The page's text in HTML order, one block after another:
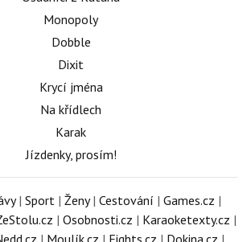
Monopoly
Dobble
Dixit
Krycí jména
Na křídlech
Karak
Jízdenky, prosím!
| Sport | Ženy| Cestování | Games.cz |
| Osobnosti.cz | Karaoketexty.cz |
| Moulík.cz | Fights.cz | Dokina.cz |